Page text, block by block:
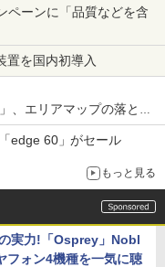
ペーンに「品質などを含
置を国内初導入
、エリアマップの落とし
edge 60」がセール
もっと見る
実力!「Osprey」Nobl
ォン4機種を一気に聴